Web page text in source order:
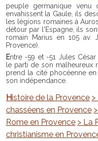
peuple germanique venu
envahissent la Gaule, ils
les légions romaines à
détour par l'Espagne, ils
romain Marius en 105 av.
Provence).
Entre -59 et -51 Jules César conquiert la Gaule. Marseille choisit
le parti de son malheureux
prend la cité phocéenne
son indépendance.
Histoire de la Provence
chasséens en Provence
Rome en Provence > La
christianisme en